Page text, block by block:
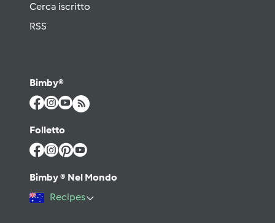
Cerca iscritto
RSS
Bimby®
Folletto
Bimby ® Nel Mondo
Recipes